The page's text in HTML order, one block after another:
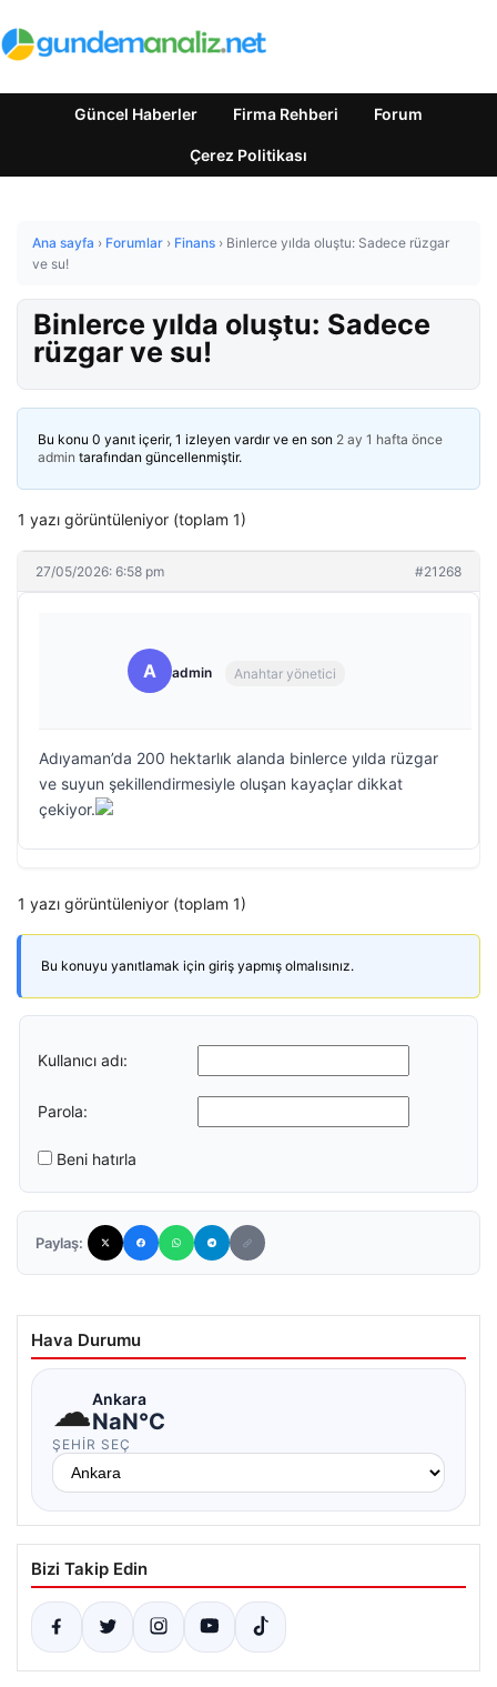
Güncel Haberler Firma Rehberi Forum
Çerez Politikası
Ana sayfa › Forumlar › Finans › Binlerce yılda oluştu: Sadece rüzgar
ve su!
Binlerce yılda oluştu: Sadece
rüzgar ve su!
Bu konu 0 yanıt içerir, 1 izleyen vardır ve en son 2 ay 1 hafta önce
admin tarafından güncellenmiştir.
1 yazı görüntüleniyor (toplam 1)
27/05/2026: 6:58 pm #21268
A admin Anahtar yönetici
Adıyaman’da 200 hektarlık alanda binlerce yılda rüzgar
ve suyun şekillendirmesiyle oluşan kayaçlar dikkat
çekiyor.
1 yazı görüntüleniyor (toplam 1)
Bu konuyu yanıtlamak için giriş yapmış olmalısınız.
Kullanıcı adı:
Parola:
Beni hatırla
Paylaş:
Hava Durumu
☁Ankara
NaN°C
ŞEHIR SEÇ
Bizi Takip Edin